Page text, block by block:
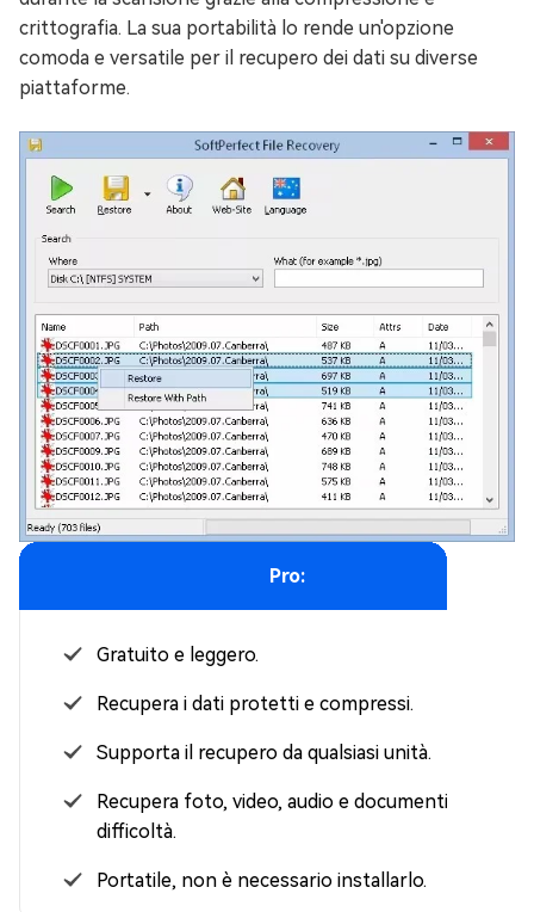
crittografia. La sua portabilità lo rende un'opzione
comoda e versatile per il recupero dei dati su diverse
piattaforme.
Pro:
Gratuito e leggero.
Recupera i dati protetti e compressi.
Supporta il recupero da qualsiasi unità.
Recupera foto, video, audio e documenti senza
difficoltà.
Portatile, non è necessario installarlo.